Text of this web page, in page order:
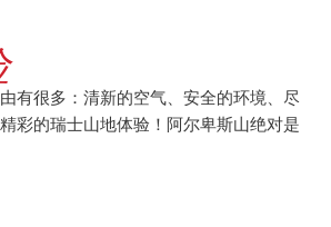
有很多：清新的空气、安全的环境、尽
彩的瑞士山地体验！阿尔卑斯山绝对是